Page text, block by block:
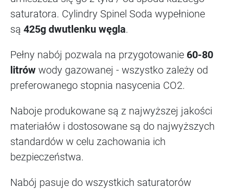
saturatora. Cylindry Spinel Soda wypełnione
są 425g dwutlenku węgla.
Pełny nabój pozwala na przygotowanie 60-80
litrów wody gazowanej - wszystko zależy od
preferowanego stopnia nasycenia CO2.
Naboje produkowane są z najwyższej jakości
materiałów i dostosowane są do najwyższych
standardów w celu zachowania ich
bezpieczeństwa.
Nabój pasuje do wszystkich saturatorów